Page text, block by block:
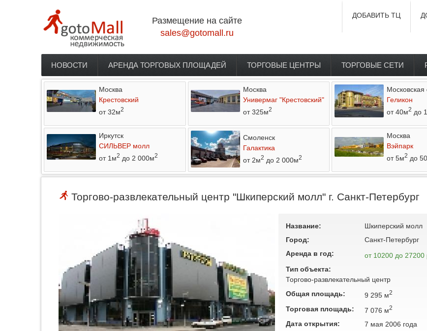
Размещение на сайте
sales@gotomall.ru
ДОБАВИТЬ ТЦ
Главное меню
НОВОСТИ АРЕНДА ТОРГОВЫХ ПЛОЩАДЕЙ ТОРГОВЫЕ ЦЕНТРЫ ТОРГОВЫЕ СЕТИ
Москва
Крестовский
от 32м2
Москва
Универмаг "Крестовский"
от 325м2
Московская
Геликон
от 40м2 до
Иркутск
СИЛЬВЕР молл
от 1м2 до 2 000м2
Смоленск
Галактика
от 2м2 до 2 000м2
Москва
Вэйпарк
от 5м2 до
Торгово-развлекательный центр "Шкиперский молл" г. Санкт-Петербург
Название:
Шкиперский молл
Город:
Санкт-Петербург
Аренда в год:
от 10200 до 27200
Тип объекта:
Торгово-развлекательный центр
Общая площадь:
9 295 м2
Торговая площадь: 7 076 м2
Дата открытия: 7 мая 2006 года